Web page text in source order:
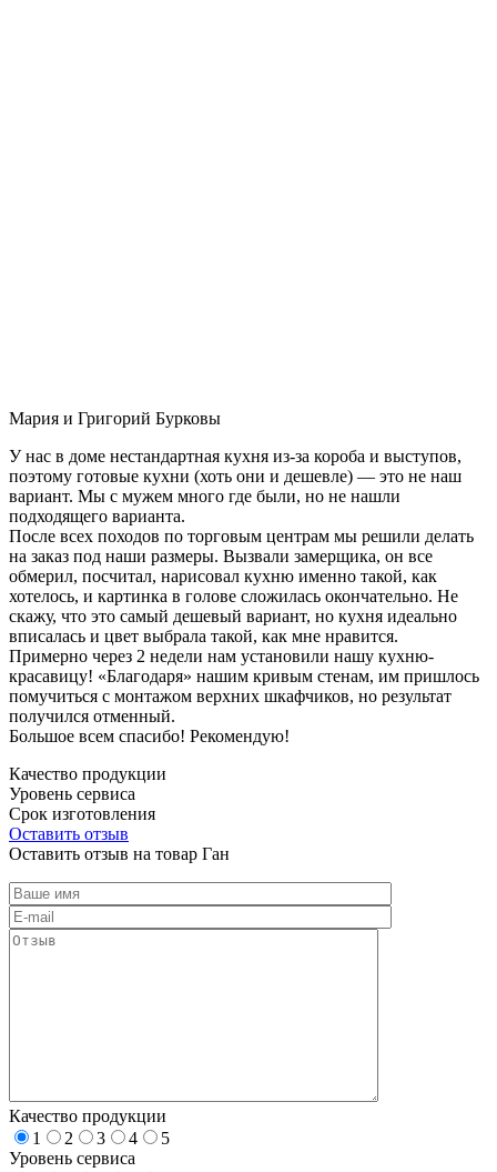
Мария и Григорий Бурковы
У нас в доме нестандартная кухня из-за короба и выступов,
поэтому готовые кухни (хоть они и дешевле) — это не наш
вариант. Мы с мужем много где были, но не нашли
подходящего варианта.
После всех походов по торговым центрам мы решили делать
на заказ под наши размеры. Вызвали замерщика, он все
обмерил, посчитал, нарисовал кухню именно такой, как
хотелось, и картинка в голове сложилась окончательно. Не
скажу, что это самый дешевый вариант, но кухня идеально
вписалась и цвет выбрала такой, как мне нравится.
Примерно через 2 недели нам установили нашу кухню-
красавицу! «Благодаря» нашим кривым стенам, им пришлось
помучиться с монтажом верхних шкафчиков, но результат
получился отменный.
Большое всем спасибо! Рекомендую!
Качество продукции
Уровень сервиса
Срок изготовления
Оставить отзыв
Оставить отзыв на товар Ган
Качество продукции
1
2 3 4
5
Уровень сервиса